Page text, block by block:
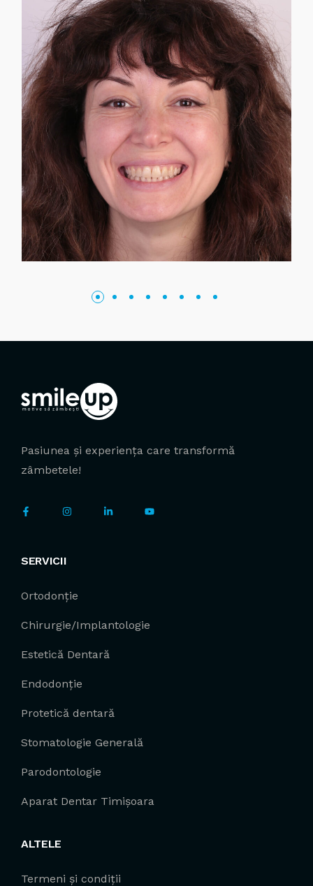
Pasiunea și experiența care transformă
zâmbetele!
SERVICII
Ortodonție
Chirurgie/Implantologie
Estetică Dentară
Endodonție
Protetică dentară
Stomatologie Generală
Parodontologie
Aparat Dentar Timișoara
ALTELE
Termeni și condiții